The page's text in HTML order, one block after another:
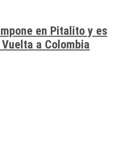
en Pitalito y es
a Colombia